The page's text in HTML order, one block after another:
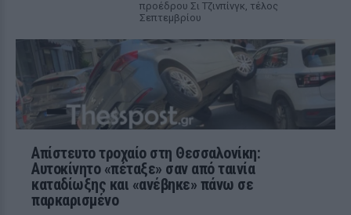
προέδρου Σι Τζινπίνγκ, τέλος
Σεπτεμβρίου
Απίστευτο τροχαίο στη Θεσσαλονίκη:
Αυτοκίνητο «πέταξε» σαν από ταινία
καταδίωξης και «ανέβηκε» πάνω σε
παρκαρισμένο